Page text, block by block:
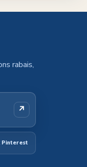
rabais,
↗
Pinterest